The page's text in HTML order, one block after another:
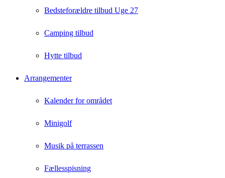
Bedsteforældre tilbud Uge 27
Camping tilbud
Hytte tilbud
Arrangementer
Kalender for området
Minigolf
Musik på terrassen
Fællesspisning